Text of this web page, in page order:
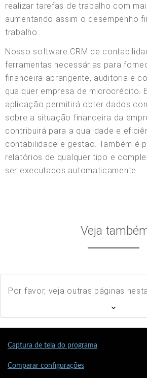
realizar tarefas de trabalho com
aumentando assim o desempenho
trabalho.
Nosso software CRM de
ferramentas necessárias para
financeira abrangente, auditoria e
qualquer empresa de microcrédito.
aplicação permitirá obter dados
sobre a situação financeira da
contribuirá para a qualidade e
contabilidade e gestão. Também é
relatórios de qualquer tipo e
ser executados automaticamente.
Veja
Por favor, veja outras páginas
Captura de tela do programa
Comparar configurações